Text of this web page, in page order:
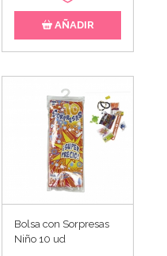
AÑADIR
Bolsa con Sorpresas
Niño 10 ud